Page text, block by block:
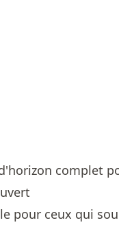
complet
pour ceux qui